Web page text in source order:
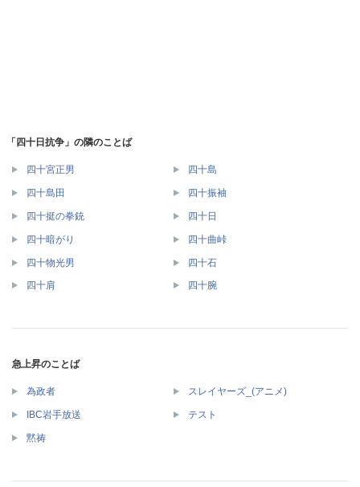
「四十日抗争」の隣のことば
四十宮正男 四十島
四十島田 四十振袖
四十挺の拳銃 四十日
四十暗がり 四十曲峠
四十物光男 四十石
四十肩 四十腕
急上昇のことば
為政者 スレイヤーズ_(アニメ)
IBC岩手放送 テスト
黙祷